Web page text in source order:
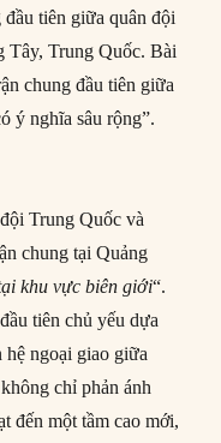
tiên giữa quân đội
Tây, Trung Quốc. Bài
chung đầu tiên giữa
ý nghĩa sâu rộng”.
Trung Quốc và
chung tại Quảng
khu vực biên giới“.
tiên chủ yếu dựa
ngoại giao giữa
chỉ phản ánh
đến một tầm cao mới,